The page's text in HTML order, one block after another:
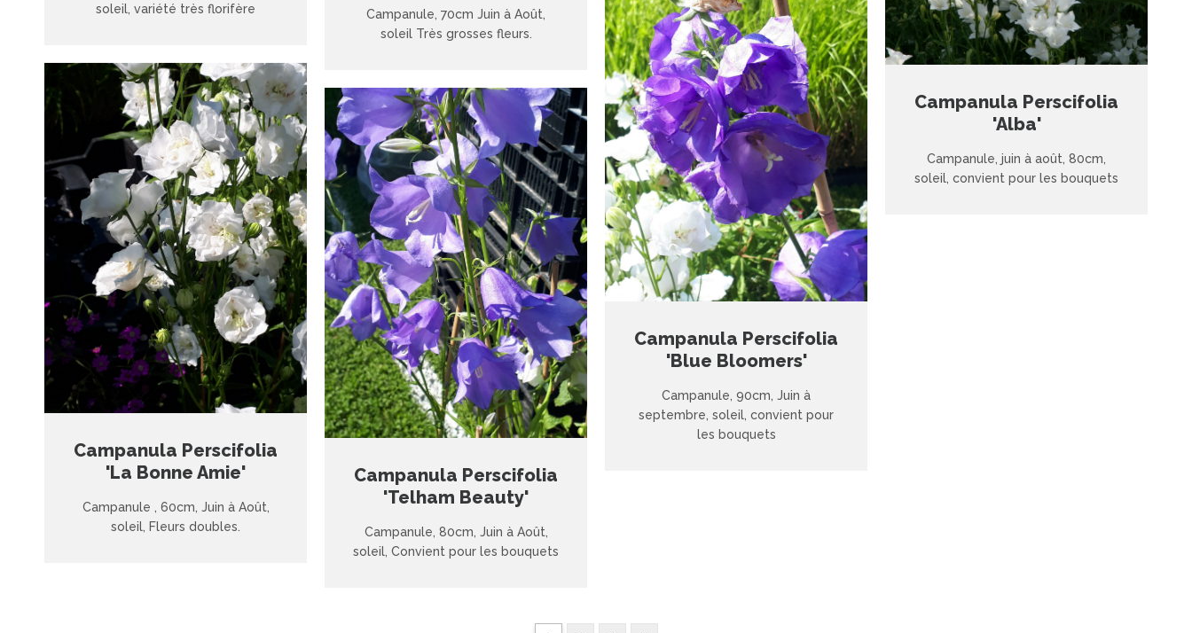
soleil, variété très florifère Campanule, 70cm Juin à Août,
soleil Très grosses fleurs.
Campanula Perscifolia
'Alba'
Campanule, juin à août, 80cm,
soleil, convient pour les bouquets
Campanula Perscifolia
'Blue Bloomers'
Campanule, 90cm, Juin à
septembre, soleil, convient pour
les bouquets
Campanula Perscifolia
'La Bonne Amie'
Campanule , 60cm, Juin à Août,
soleil, Fleurs doubles.
Campanula Perscifolia
'Telham Beauty'
Campanule, 80cm, Juin à Août,
soleil, Convient pour les bouquets